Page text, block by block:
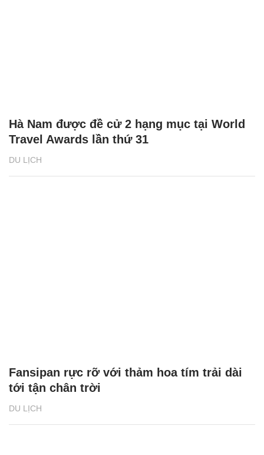
DU LỊCH
Hà Nam được đề cử 2 hạng mục tại World
Travel Awards lần thứ 31
DU LỊCH
Fansipan rực rỡ với thảm hoa tím trải dài
tới tận chân trời